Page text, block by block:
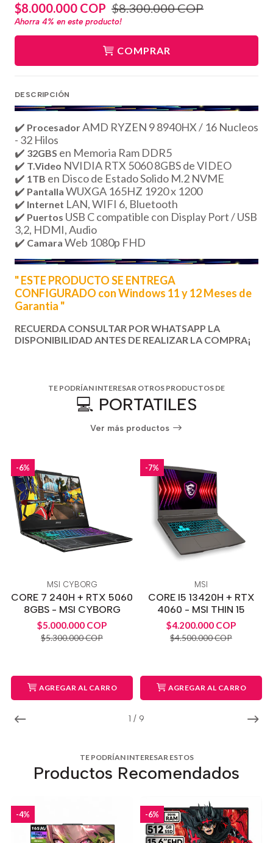
$8.000.000 COP $8.300.000 COP
Ahorra 4% en este producto!
COMPRAR
DESCRIPCIÓN
✔️ ProcesadorAMD RYZEN 9 8940HX / 16 Nucleos
- 32 Hilos
✔️ 32GBS en Memoria Ram DDR5
✔️ T.Video NVIDIA RTX 5060 8GBS de VIDEO
✔️ 1TB en Disco de Estado Solido M.2 NVME
✔️ Pantalla WUXGA 165HZ 1920 x 1200
✔️ Internet LAN, WIFI 6, Bluetooth
✔️ Puertos USB C compatible con Display Port / USB
3,2, HDMI, Audio
✔️ Camara Web 1080p FHD
" ESTE PRODUCTO SE ENTREGA
CONFIGURADO con Windows 11 y 12 Meses de
Garantia "
RECUERDA CONSULTAR POR WHATSAPP LA
DISPONIBILIDAD ANTES DE REALIZAR LA COMPRA¡
TE PODRÍAN INTERESAR OTROS PRODUCTOS DE
💻 PORTATILES
Ver más productos
1 / 9
-6%
MSI CYBORG
CORE 7 240H + RTX 5060
8GBS - MSI CYBORG
$5.000.000 COP
$5.300.000 COP
AGREGAR AL CARRO
-7%
MSI
CORE I5 13420H + RTX
4060 - MSI THIN 15
$4.200.000 COP
$4.500.000 COP
AGREGAR AL CARRO
TE PODRÍAN INTERESAR ESTOS
Productos Recomendados
-4% -6%